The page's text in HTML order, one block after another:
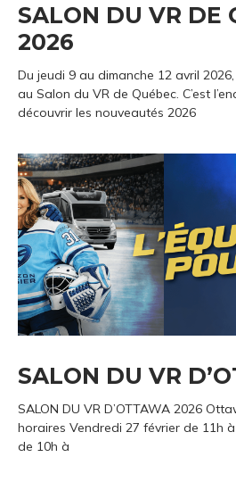
SALON DU VR DE
2026
Du jeudi 9 au dimanche 12 avril
au Salon du VR de Québec. C’est
découvrir les nouveautés 2026
SALON DU VR
SALON DU VR D’OTTAWA 2026
horaires Vendredi 27 février de 11h
de 10h à